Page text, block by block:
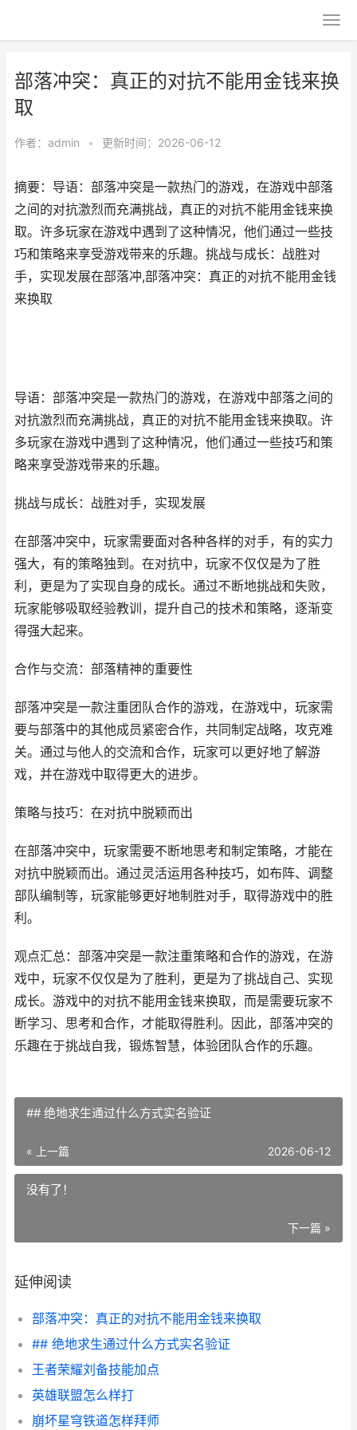
部落冲突：真正的对抗不能用金钱来换
取
作者： admin • 更新时间：2026-06-12
摘要：导语：部落冲突是一款热门的游戏，在游戏中部落
之间的对抗激烈而充满挑战，真正的对抗不能用金钱来换
取。许多玩家在游戏中遇到了这种情况，他们通过一些技
巧和策略来享受游戏带来的乐趣。挑战与成长：战胜对
手，实现发展在部落冲,部落冲突：真正的对抗不能用金钱
来换取
导语：部落冲突是一款热门的游戏，在游戏中部落之间的
对抗激烈而充满挑战，真正的对抗不能用金钱来换取。许
多玩家在游戏中遇到了这种情况，他们通过一些技巧和策
略来享受游戏带来的乐趣。
挑战与成长：战胜对手，实现发展
在部落冲突中，玩家需要面对各种各样的对手，有的实力
强大，有的策略独到。在对抗中，玩家不仅仅是为了胜
利，更是为了实现自身的成长。通过不断地挑战和失败，
玩家能够吸取经验教训，提升自己的技术和策略，逐渐变
得强大起来。
合作与交流：部落精神的重要性
部落冲突是一款注重团队合作的游戏，在游戏中，玩家需
要与部落中的其他成员紧密合作，共同制定战略，攻克难
关。通过与他人的交流和合作，玩家可以更好地了解游
戏，并在游戏中取得更大的进步。
策略与技巧：在对抗中脱颖而出
在部落冲突中，玩家需要不断地思考和制定策略，才能在
对抗中脱颖而出。通过灵活运用各种技巧，如布阵、调整
部队编制等，玩家能够更好地制胜对手，取得游戏中的胜
利。
观点汇总：部落冲突是一款注重策略和合作的游戏，在游
戏中，玩家不仅仅是为了胜利，更是为了挑战自己、实现
成长。游戏中的对抗不能用金钱来换取，而是需要玩家不
断学习、思考和合作，才能取得胜利。因此，部落冲突的
乐趣在于挑战自我，锻炼智慧，体验团队合作的乐趣。
## 绝地求生通过什么方式实名验证
« 上一篇 2026-06-12
没有了！
下一篇 »
延伸阅读
部落冲突：真正的对抗不能用金钱来换取
## 绝地求生通过什么方式实名验证
王者荣耀刘备技能加点
英雄联盟怎么样打
崩坏星穹铁道怎样拜师